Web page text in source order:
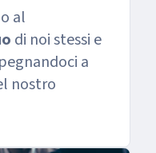
al
di noi stessi e
a
nostro